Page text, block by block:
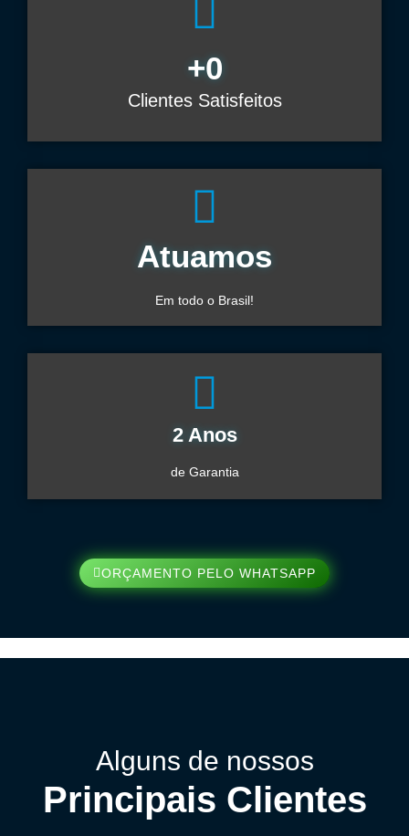
Clientes Satisfeitos
+0
Atuamos
Em todo o Brasil!
2 Anos
de Garantia
ORÇAMENTO PELO WHATSAPP
Alguns de nossos
Principais Clientes